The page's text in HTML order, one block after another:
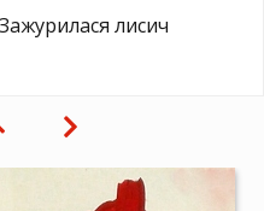
Зажурилася лисичка